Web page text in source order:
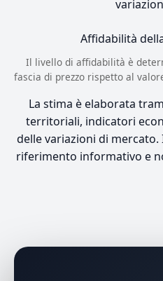
Affidabilità
Il livello di affidabilità è
fascia di prezzo rispetto al
La stima è elaborata
territoriali, indicatori
delle variazioni di
riferimento informativo e